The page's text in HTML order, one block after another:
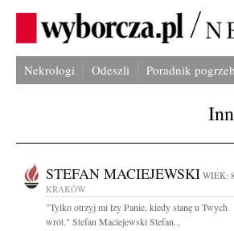
Nekrologi Odeszli Poradnik
STEFAN MACIEJEWSKI WIEK:
KRAKÓW
"Tylko otrzyj mi łzy Panie, kiedy stanę u Twych
wrót." Stefan Maciejewski Stefan...